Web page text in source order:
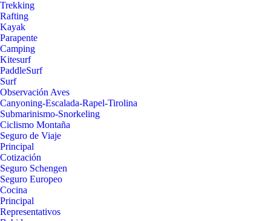
Trekking
Rafting
Kayak
Parapente
Camping
Kitesurf
PaddleSurf
Surf
Observación Aves
Canyoning-Escalada-Rapel-Tirolina
Submarinismo-Snorkeling
Ciclismo Montaña
Seguro de Viaje
Principal
Cotización
Seguro Schengen
Seguro Europeo
Cocina
Principal
Representativos